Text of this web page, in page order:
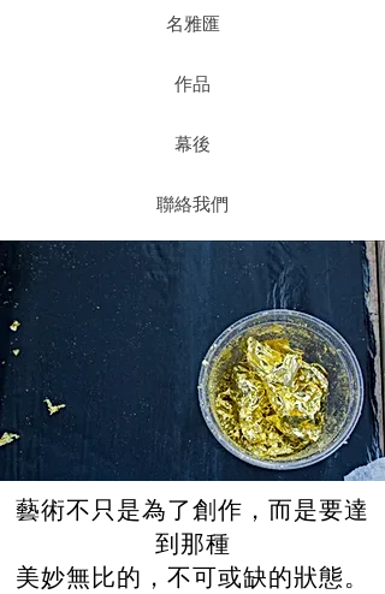
名雅匯
作品
幕後
聯絡我們
藝術不只是為了創作，而是要達
到那種
美妙無比的，不可或缺的狀態。